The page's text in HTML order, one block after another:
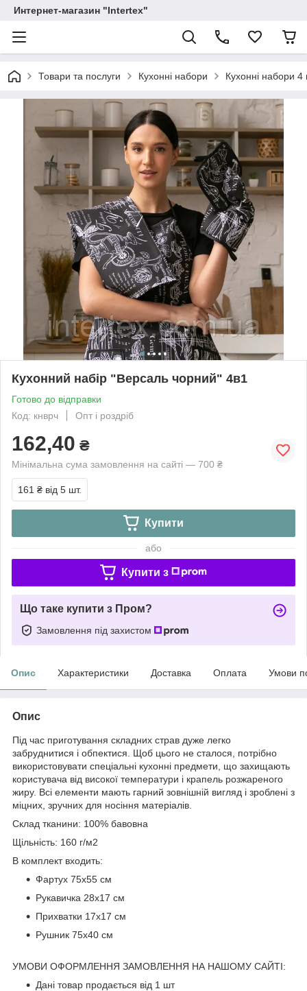
Интернет-магазин "Intertex"
Товари та послуги Кухонні набори Кухонні набори
Кухонний набір "Версаль чорний" 4в1
Готово до відправки
Код: кнврч
Опт і роздріб
162,40 ₴
Мінімальна сума замовлення на сайті — 700 ₴
161 ₴ від 5 шт.
Купити
або
Купити з
Що таке купити з Пром?
Замовлення під захистом
Опис Характеристики Доставка Оплата Умови
Опис
Під час приготування складних страв дуже легко
забруднитися і обпектися. Щоб цього не сталося, потрібно
використовувати спеціальні кухонні предмети, що захищають
користувача від високої температури і крапель розжареного
жиру. Всі елементи мають гарний зовнішній вигляд і зроблені з
міцних, зручних для носіння матеріалів.
Склад тканини: 100% бавовна
Щільність: 160 г/м2
В комплект входить:
Фартух 75х55 см
Рукавичка 28x17 см
Прихватки 17x17 см
Рушник 75х40 см
УМОВИ ОФОРМЛЕННЯ ЗАМОВЛЕННЯ НА НАШОМУ САЙТІ:
Дані товар продається від 1 шт